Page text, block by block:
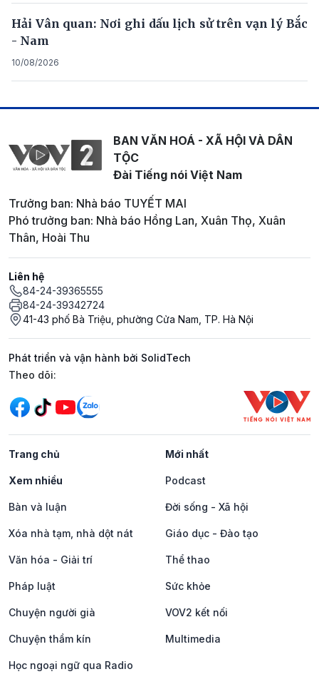
Hải Vân quan: Nơi ghi dấu lịch sử trên vạn lý Bắc
- Nam
10/08/2026
BAN VĂN HOÁ - XÃ HỘI VÀ DÂN
TỘC
Đài Tiếng nói Việt Nam
Trưởng ban: Nhà báo TUYẾT MAI
Phó trưởng ban: Nhà báo Hồng Lan, Xuân Thọ, Xuân
Thân, Hoài Thu
Liên hệ
84-24-39365555
84-24-39342724
41-43 phố Bà Triệu, phường Cửa Nam, TP. Hà Nội
Phát triển và vận hành bởi SolidTech
Mạng xã hội
Theo dõi:
Trang chủ Mới nhất
Xem nhiều Podcast
Bàn và luận Đời sống - Xã hội
Xóa nhà tạm, nhà dột nát Giáo dục - Đào tạo
Văn hóa - Giải trí Thể thao
Pháp luật Sức khỏe
Chuyện người già VOV2 kết nối
Chuyện thầm kín Multimedia
Học ngoại ngữ qua Radio